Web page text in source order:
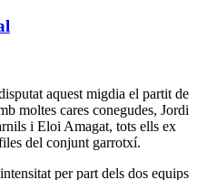
aquest migdia el partit de
moltes cares conegudes, Jordi
i Eloi Amagat, tots ells ex
del conjunt garrotxí.
per part dels dos equips